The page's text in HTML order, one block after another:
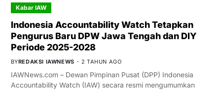
Kabar IAW
Indonesia Accountability Watch Tetapkan
Pengurus Baru DPW Jawa Tengah dan DIY
Periode 2025-2028
BYREDAKSI IAWNEWS 2 TAHUN AGO
IAWNews.com – Dewan Pimpinan Pusat (DPP) Indonesia
Accountability Watch (IAW) secara resmi mengumumkan